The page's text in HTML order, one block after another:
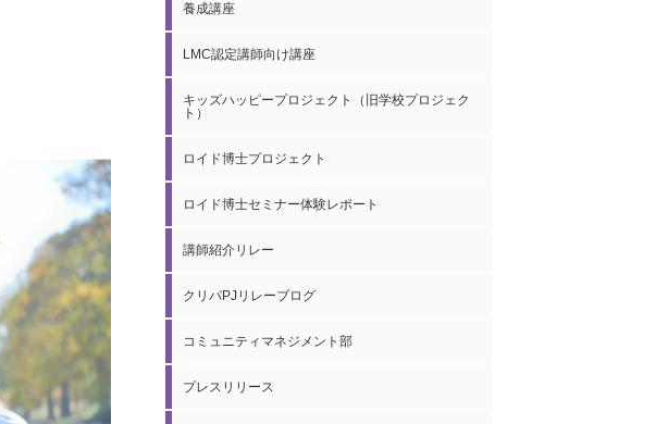
養成講座
LMC認定講師向け講座
キッズハッピープロジェクト（旧学校プロジェク
ト）
ロイド博士プロジェクト
ロイド博士セミナー体験レポート
講師紹介リレー
クリパPJリレーブログ
コミュニティマネジメント部
プレスリリース